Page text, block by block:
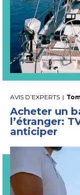
|
AVIS D’EXPERTS
Acheter un
l’étranger:
anticiper